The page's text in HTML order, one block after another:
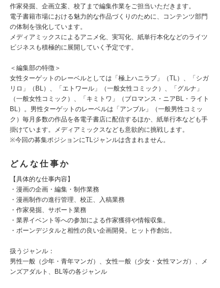
作家発掘、企画立案、校了まで編集作業をご担当いただきます。
電子書籍市場における魅力的な作品づくりのために、コンテンツ部門
の体制を強化しています。
メディアミックスによるアニメ化、実写化、紙単行本化などのライツ
ビジネスも積極的に展開していく予定です。
＜編集部の特徴＞
女性ターゲットのレーベルとしては「極上ハニラブ」（TL）、「シガ
リロ」（BL）、「エトワール」（一般女性コミック）、「グルナ」
（一般女性コミック）、「キミトワ」（ブロマンス・ニアBL・ライト
BL）。男性ターゲットのレーベルは「アンブル」（一般男性コミッ
ク）毎月多数の作品を各電子書店に配信するほか、紙単行本なども手
掛けています。メディアミックスなども意欲的に挑戦します。
※今回の募集ポジションにTLジャンルは含まれません。
どんな仕事か
【具体的な仕事内容】
・漫画の企画・編集・制作業務
・漫画制作の進行管理、校正、入稿業務
・作家発掘、サポート業務
・業界イベント等への参加による作家獲得や情報収集。
・ボーンデジタルと相性の良い企画開発。ヒット作創出。
扱うジャンル：
男性一般（少年・青年マンガ）、女性一般（少女・女性マンガ）、メ
ンズアダルト、BL等の各ジャンル